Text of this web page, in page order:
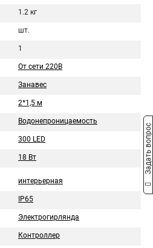
1.2 кг
шт.
1
От сети 220В
Занавес
2*1,5 м
Водонепроницаемость
300 LED
18 Вт
интерьерная
IP65
Электрогирлянда
Контроллер
Задать вопрос